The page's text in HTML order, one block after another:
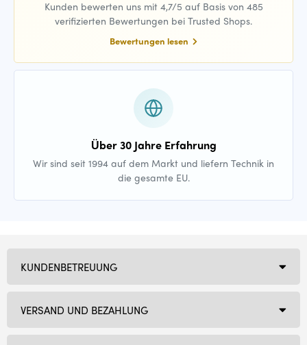
Kunden bewerten uns mit 4,7/5 auf Basis von 485
verifizierten Bewertungen bei Trusted Shops.
Bewertungen lesen
Über 30 Jahre Erfahrung
Wir sind seit 1994 auf dem Markt und liefern Technik in
die gesamte EU.
KUNDENBETREUUNG
VERSAND UND BEZAHLUNG